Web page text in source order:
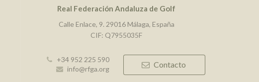
Real Federación Andaluza de Golf
Calle Enlace, 9. 29016 Málaga, España
CIF: Q7955035F
+34 952 225 590
info@rfga.org
Contacto